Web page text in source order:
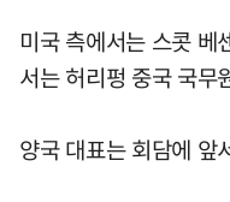
미국 측에서는 스콧 베
서는 허리펑 중국 국무
양국 대표는 회담에 앞